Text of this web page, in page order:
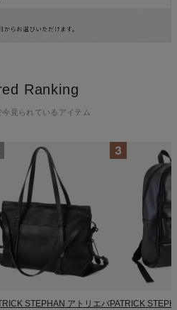
Ranking
今見られているアイテム
STEPHAN アトリエバPATRICK